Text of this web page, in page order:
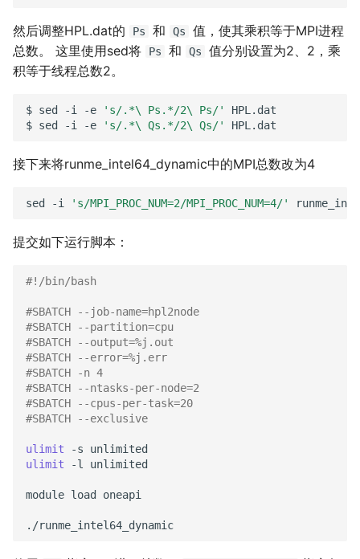
然后调整HPL.dat的 Ps 和 Qs
值，使其乘积等于MPI进程
总数。 这里使用sed将
Ps 和 Qs
值分别设置为2、2，乘
积等于线程总数2。
$ sed -i -e 's/.*\ Ps.*/2\ Ps/'
HPL.dat
$ sed -i -e 's/.*\ Qs.*/2\ Qs/'
接下来将runme_intel64_dynamic中的MPI总数改为4
sed -i 's/MPI_PROC_NUM=2/MPI_PROC_NUM=4/'
提交如下运行脚本：
#!/bin/bash
#SBATCH --job-name=hpl2node
#SBATCH --partition=cpu
#SBATCH --output=%j.out
#SBATCH --error=%j.err
#SBATCH -n 4
#SBATCH --ntasks-per-node=2
#SBATCH --cpus-per-task=20
#SBATCH --exclusive
ulimit -s
ulimit
-l unlimited
module load oneapi